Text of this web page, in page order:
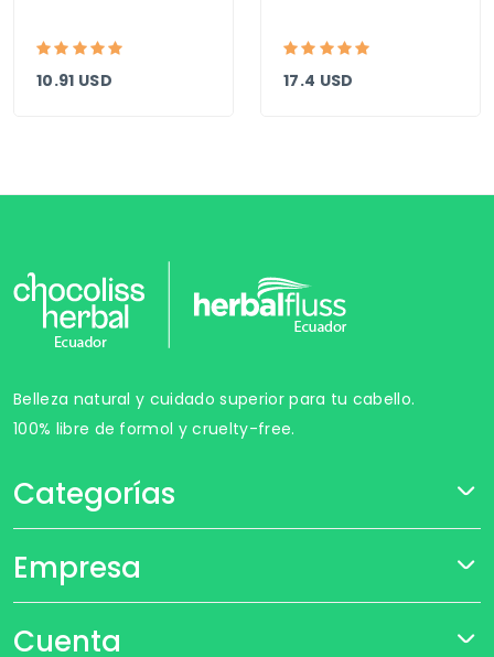
10.91 USD 17.4 USD
Belleza natural y cuidado superior para tu cabello.
100% libre de formol y cruelty-free.
Categorías
Empresa
Cuenta